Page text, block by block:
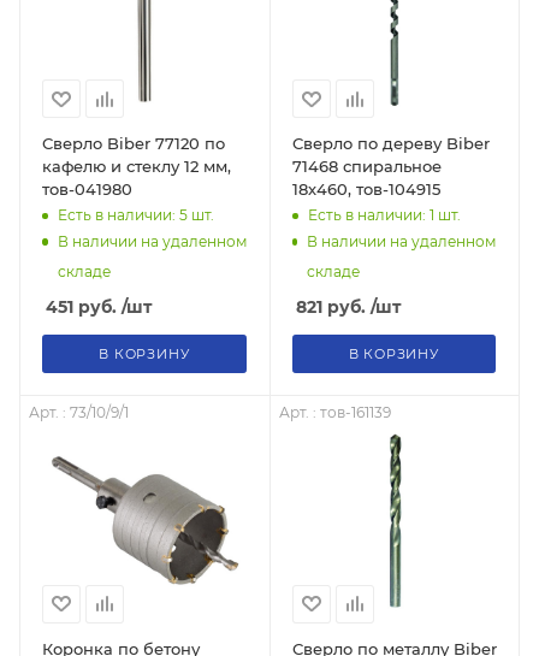
Сверло Biber 77120 по
кафелю и стеклу 12 мм,
тов-041980
Есть в наличии: 5 шт.
В наличии на удаленном
складе
451 руб. /шт
В КОРЗИНУ
Сверло по дереву Biber
71468 спиральное
18х460, тов-104915
Есть в наличии: 1 шт.
В наличии на удаленном
складе
821руб. /шт
В КОРЗИНУ
Арт. : 73/10/9/1
Коронка по бетону
Арт. : тов-161139
Сверло по металлу Biber